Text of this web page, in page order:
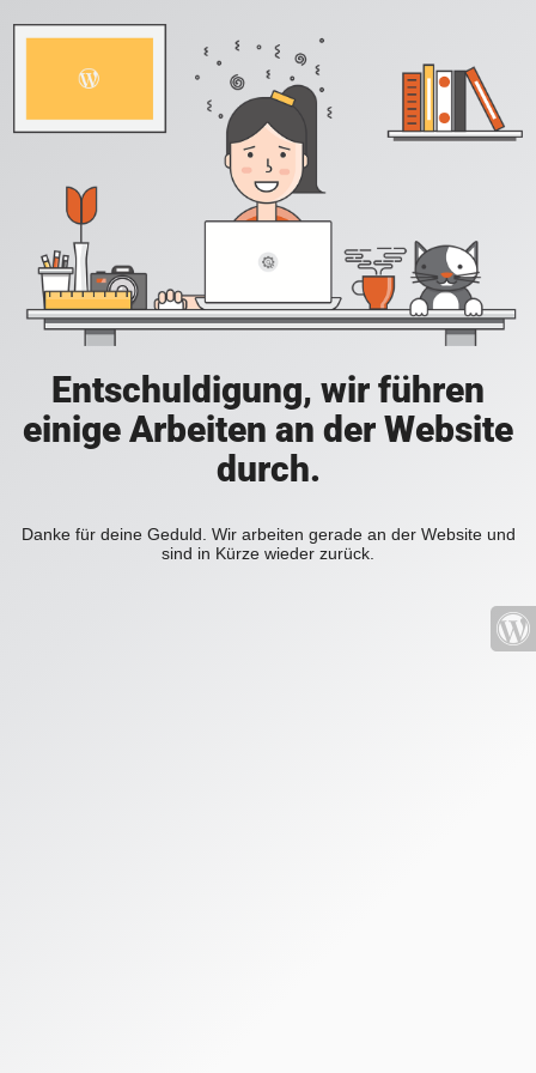
Entschuldigung, wir führen
einige Arbeiten an der Website
durch.
Danke für deine Geduld. Wir arbeiten gerade an der Website und
sind in Kürze wieder zurück.